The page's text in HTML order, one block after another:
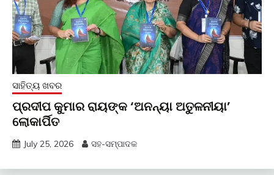
ସାହିତ୍ୟ ଖବର
ପ୍ରଦୀପ କୁମାର ରାୟଙ୍କ ‘ଅନନ୍ୟା ଅତୁଳନୀୟା’
ଲୋକାର୍ପିତ
July 25, 2026 ସହ-ସମ୍ପାଦକ